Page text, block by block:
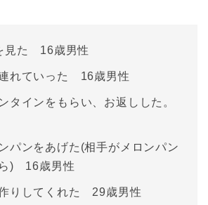
見た 16歳男性
れていった 16歳男性
タインをもらい、お返しした。
パンをあげた(相手がメロンパン
) 16歳男性
りしてくれた 29歳男性